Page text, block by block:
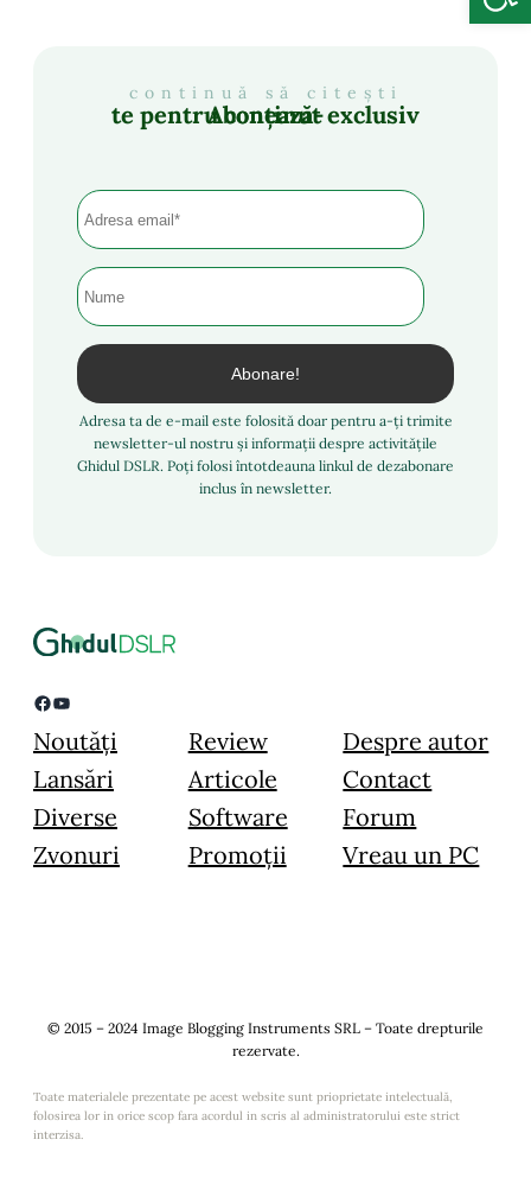
continuă să citești
Abonează-te pentru conținut exclusiv
Adresa ta de e-mail este folosită doar pentru a-ți trimite
newsletter-ul nostru și informații despre activitățile
Ghidul DSLR. Poți folosi întotdeauna linkul de dezabonare
inclus în newsletter.
Facebook YouTube
Noutăți
Lansări
Diverse
Zvonuri
Review
Articole
Software
Promoții
Despre autor
Contact
Forum
Vreau un PC
© 2015 – 2024 Image Blogging Instruments SRL – Toate drepturile
rezervate.
Toate materialele prezentate pe acest website sunt prioprietate intelectuală,
folosirea lor in orice scop fara acordul in scris al administratorului este strict
interzisa.